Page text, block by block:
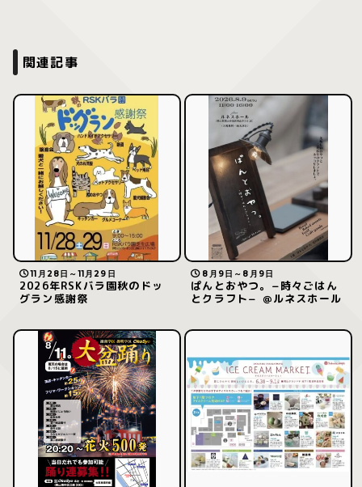
関連記事
11月28日～11月29日
2026年RSKバラ園秋のドッ
グラン感謝祭
8月9日～8月9日
ぱんとおやつ。−時々ごはん
とクラフト− ＠ルネスホール